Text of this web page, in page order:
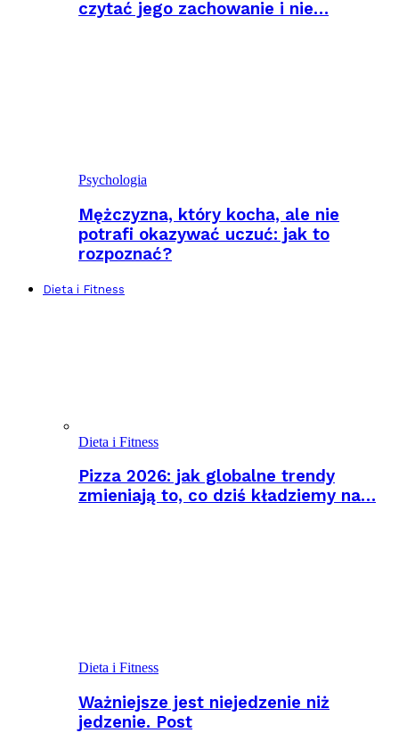
czytać jego zachowanie i nie…
Psychologia
Mężczyzna, który kocha, ale nie
potrafi okazywać uczuć: jak to
rozpoznać?
Dieta i Fitness
Dieta i Fitness
Pizza 2026: jak globalne trendy
zmieniają to, co dziś kładziemy na…
Dieta i Fitness
Ważniejsze jest niejedzenie niż
jedzenie. Post